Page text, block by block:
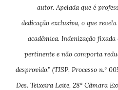
autor. Apelada que é
dedicação exclusiva, o que
acadêmica. Indenização
pertinente e não comporta
desprovido.” (TJSP, Processo n.º
Des. Teixeira Leite, 28ª Câmara